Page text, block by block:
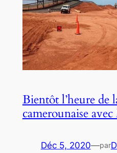
Bientôt l’heure de
camerounaise
Déc 5, 2020—par